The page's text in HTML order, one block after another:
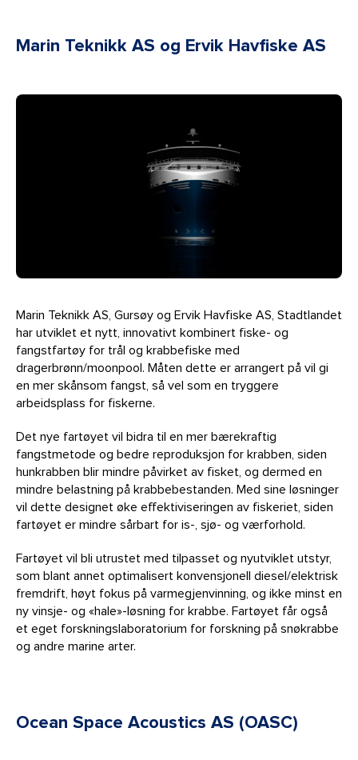
Marin Teknikk AS og Ervik Havfiske AS
Marin Teknikk AS, Gursøy og Ervik Havfiske AS, Stadtlandet
har utviklet et nytt, innovativt kombinert fiske- og
fangstfartøy for trål og krabbefiske med
dragerbrønn/moonpool. Måten dette er arrangert på vil gi
en mer skånsom fangst, så vel som en tryggere
arbeidsplass for fiskerne.
Det nye fartøyet vil bidra til en mer bærekraftig
fangstmetode og bedre reproduksjon for krabben, siden
hunkrabben blir mindre påvirket av fisket, og dermed en
mindre belastning på krabbebestanden. Med sine løsninger
vil dette designet øke effektiviseringen av fiskeriet, siden
fartøyet er mindre sårbart for is-, sjø- og værforhold.
Fartøyet vil bli utrustet med tilpasset og nyutviklet utstyr,
som blant annet optimalisert konvensjonell diesel/elektrisk
fremdrift, høyt fokus på varmegjenvinning, og ikke minst en
ny vinsje- og «hale»-løsning for krabbe. Fartøyet får også
et eget forskningslaboratorium for forskning på snøkrabbe
og andre marine arter.
Ocean Space Acoustics AS (OASC)